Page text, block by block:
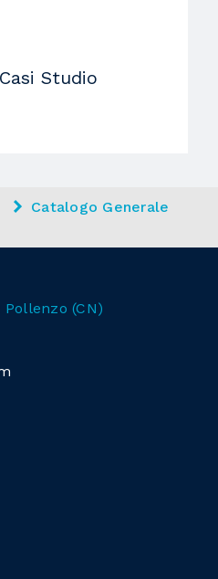
Studio
Catalogo Generale
(CN)